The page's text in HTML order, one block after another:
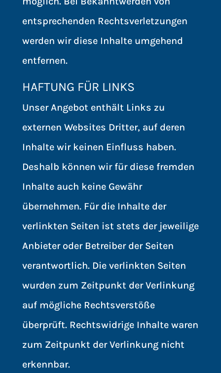
entsprechenden Rechtsverletzungen
werden wir diese Inhalte umgehend
entfernen.
HAFTUNG FÜR LINKS
Unser Angebot enthält Links zu
externen Websites Dritter, auf deren
Inhalte wir keinen Einfluss haben.
Deshalb können wir für diese fremden
Inhalte auch keine Gewähr
übernehmen. Für die Inhalte der
verlinkten Seiten ist stets der jeweilige
Anbieter oder Betreiber der Seiten
verantwortlich. Die verlinkten Seiten
wurden zum Zeitpunkt der Verlinkung
auf mögliche Rechtsverstöße
überprüft. Rechtswidrige Inhalte waren
zum Zeitpunkt der Verlinkung nicht
erkennbar.